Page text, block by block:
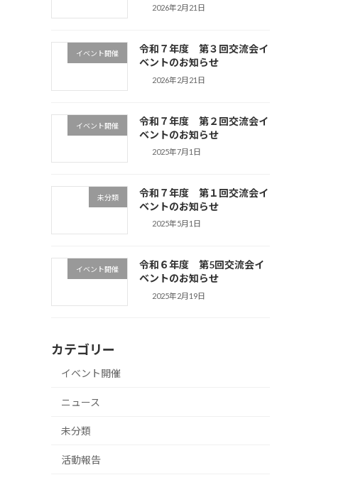
2026年2月21日
イベント開催
令和７年度 第３回交流会イ
ベントのお知らせ
2026年2月21日
イベント開催
令和７年度 第２回交流会イ
ベントのお知らせ
2025年7月1日
未分類
令和７年度 第１回交流会イ
ベントのお知らせ
2025年5月1日
イベント開催
令和６年度 第5回交流会イ
ベントのお知らせ
2025年2月19日
カテゴリー
イベント開催
ニュース
未分類
活動報告